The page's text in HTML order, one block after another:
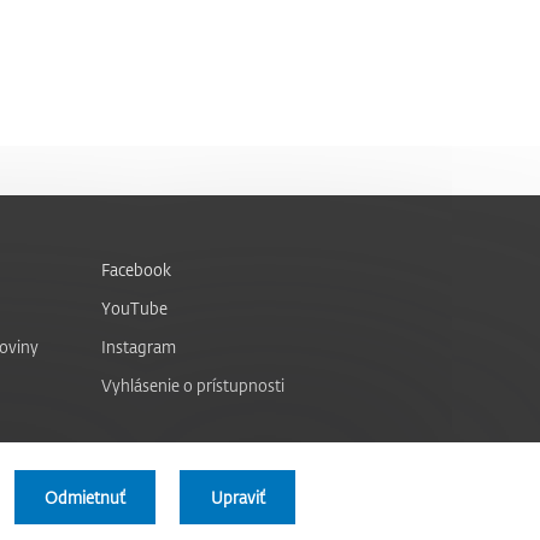
Odmietnuť Upraviť
Facebook
YouTube
Instagram
Vyhlásenie o prístupnosti